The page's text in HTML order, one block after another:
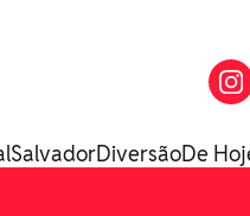
SalvadorDiversãoDe